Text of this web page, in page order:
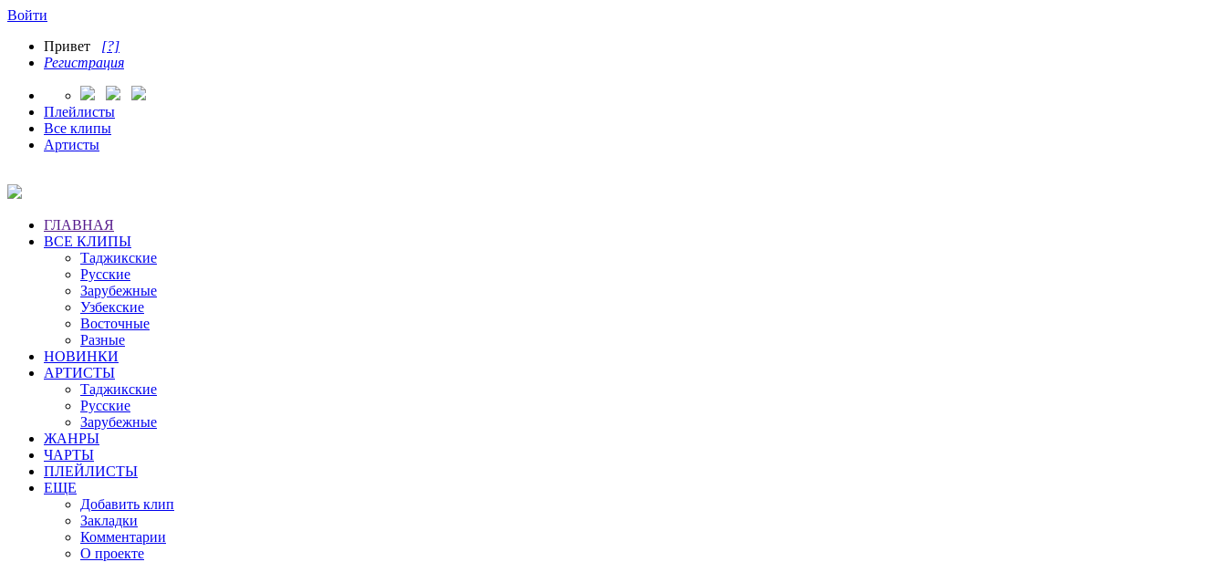
Войти
Привет [?]
Регистрация
Плейлисты
Все клипы
Артисты
ГЛАВНАЯ
ВСЕ КЛИПЫ
Таджикские
Русские
Зарубежные
Узбекские
Восточные
Разные
НОВИНКИ
АРТИСТЫ
Таджикские
Русские
Зарубежные
ЖАНРЫ
ЧАРТЫ
ПЛЕЙЛИСТЫ
ЕЩЕ
Добавить клип
Закладки
Комментарии
О проекте